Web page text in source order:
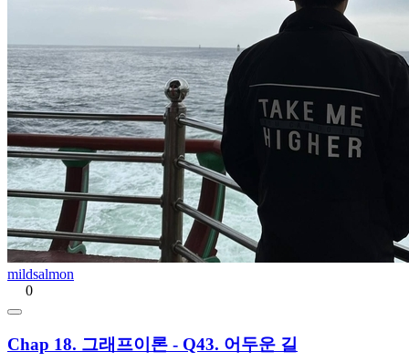
mildsalmon
0
Chap 18. 그래프이론 - Q43. 어두운 길